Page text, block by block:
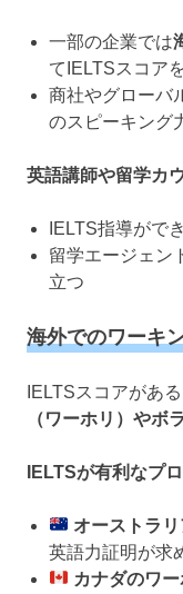
一部の企業では
てIELTSスコア
商社やグローバ
のスピーキング
英語講師や留学カ
IELTS指導がで
留学エージェン
立つ
海外でのワーキ
IELTSスコアがある
（ワーホリ）やボ
IELTSが有利なプ
オーストラ
英語力証明が求
カナダのワー